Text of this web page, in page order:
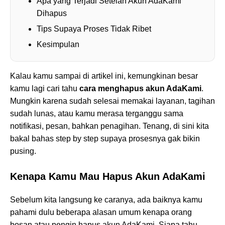
Dihapus
Tips Supaya Proses Tidak Ribet
Kesimpulan
Kalau kamu sampai di artikel ini, kemungkinan besar
kamu lagi cari tahu cara menghapus akun AdaKami.
Mungkin karena sudah selesai memakai layanan, tagihan
sudah lunas, atau kamu merasa terganggu sama
notifikasi, pesan, bahkan penagihan. Tenang, di sini kita
bakal bahas step by step supaya prosesnya gak bikin
pusing.
Kenapa Kamu Mau Hapus Akun AdaKami
Sebelum kita langsung ke caranya, ada baiknya kamu
pahami dulu beberapa alasan umum kenapa orang